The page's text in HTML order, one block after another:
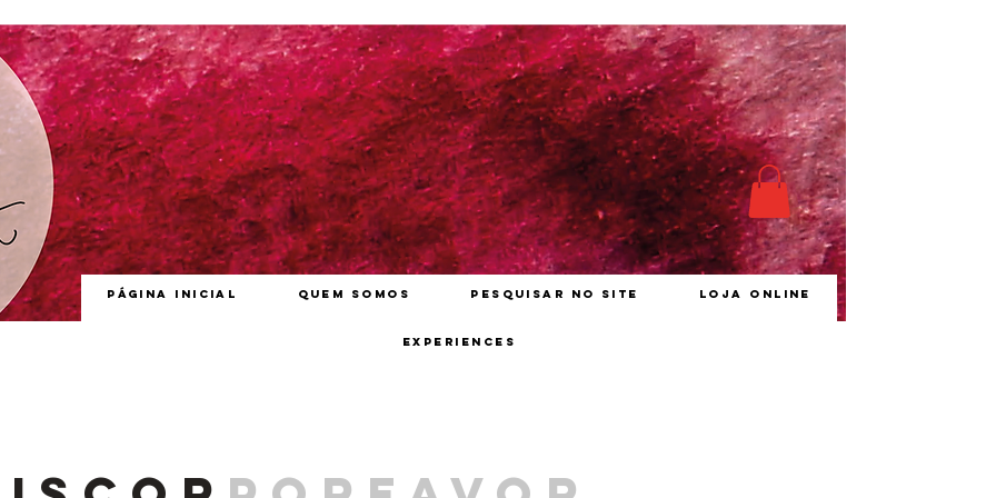
Página inicial Quem somos Pesquisar no site Loja online
Experiences